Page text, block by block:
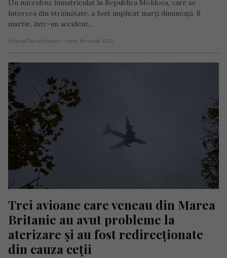
Un microbuz înmatriculat în Republica Moldova, care se
întorcea din străinătate, a fost implicat marți dimineață, 8
martie, într-un accident…
Scris de Daniela Stoica - marți, 8 martie 2022
Trei avioane care veneau din Marea
Britanie au avut probleme la
aterizare și au fost redirecționate
din cauza ceții